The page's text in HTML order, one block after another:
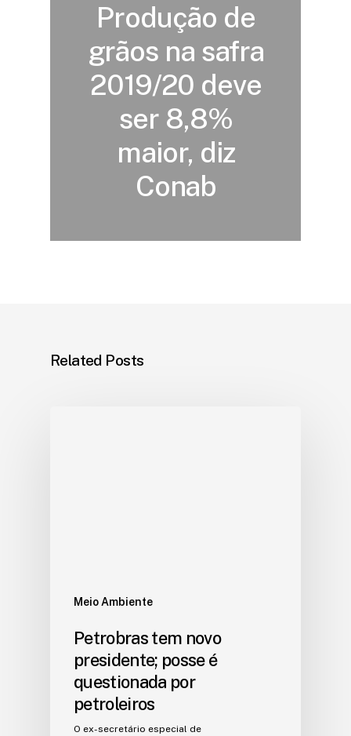
Produção de
grãos na safra
2019/20 deve
ser 8,8%
maior, diz
Conab
Related Posts
Meio Ambiente
Petrobras tem novo
presidente; posse é
questionada por
petroleiros
O ex-secretário especial de